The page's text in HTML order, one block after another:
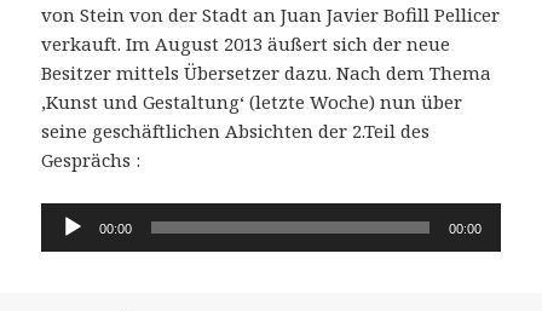
von Stein von der Stadt an Juan Javier Bofill Pellicer
verkauft. Im August 2013 äußert sich der neue
Besitzer mittels Übersetzer dazu. Nach dem Thema
‚Kunst und Gestaltung‘ (letzte Woche) nun über
seine geschäftlichen Absichten der 2.Teil des
Gesprächs :
Audio-
00:00 00:00